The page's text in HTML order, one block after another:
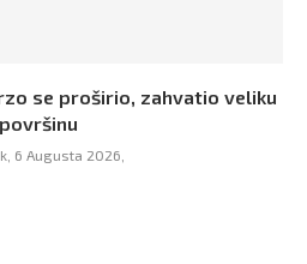
se proširio, zahvatio veliku
površinu
6 Augusta 2026,